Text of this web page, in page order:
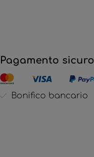
Pagamento
Bonifico bancario